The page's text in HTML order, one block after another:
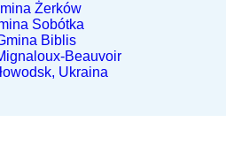
Żerków
Sobótka
Biblis
Beauvoir
Ukraina